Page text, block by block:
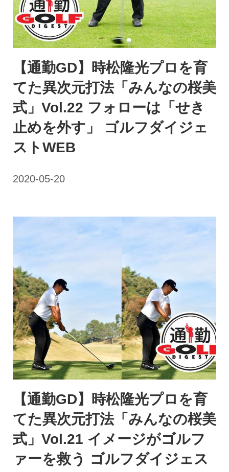
【通勤GD】時松隆光プロを育
てた異次元打法「みんなの桜美
式」Vol.22 フォローは「せき
止めを外す」 ゴルフダイジェ
ストWEB
【通勤GD】時松隆光プロを育
てた異次元打法「みんなの桜美
式」Vol.21 イメージがゴルフ
ァーを救う ゴルフダイジェス